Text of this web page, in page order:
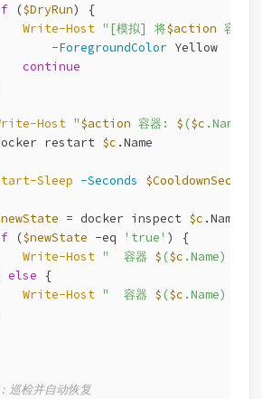
($DryRun) {
Write-Host "[模拟] 将$action 容器:
-ForegroundColor Yellow
continue
Host "$action 容器: $ ($c
restart
$c .Name
Sleep -Seconds $CooldownSeconds
= docker inspect $c .Name
($newState -eq 'true' ) {
Write-Host "  容器 $ ($c .Name) 已恢
else {
Write-Host "  容器 $ ($c .Name) 恢复
巡检并自动恢复